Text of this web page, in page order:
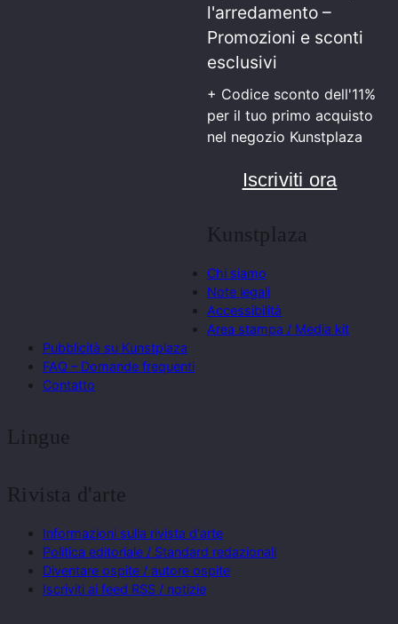
l'arredamento –
Promozioni e sconti
esclusivi
+ Codice sconto dell'11%
per il tuo primo acquisto
nel negozio Kunstplaza
Iscriviti ora
Kunstplaza
Chi siamo
Note legali
Accessibilità
Area stampa / Media kit
Pubblicità su Kunstplaza
FAQ – Domande frequenti
Contatto
Lingue
Rivista d'arte
Informazioni sulla rivista d'arte
Politica editoriale / Standard redazionali
Diventare ospite / autore ospite
Iscriviti ai feed RSS / notizie